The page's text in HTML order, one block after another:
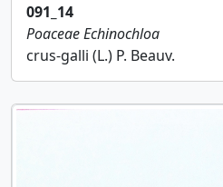
091_14
PoaceaeEchinochloa
crus-galli (L.) P. Beauv.